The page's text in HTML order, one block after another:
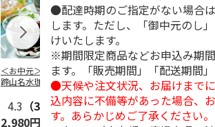
＜お中元＞北海道羊
蹄山名水珈琲ゼリー
4.3 （3）
2,980円
＜お中元＞＜ひとと
え＞３層デザートジ
ュレパフェ～国産フ
ルー…
4.7（10）
2,980円
＜お中
疋屋＞
個
5.0
3,240
●配達時期のご指定がない場合
します。ただし、「御中元のし
けいたします。
※期間限定商品などお申込み期
ます。「販売期間」「配送期間
●天候や注文状況、お届けまで
込内容に不備等があった場合、
す。あらかじめご了承ください。